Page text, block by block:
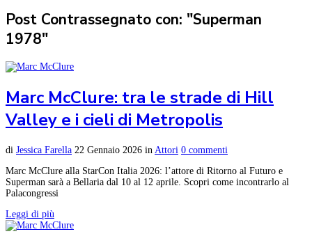
Post Contrassegnato con: "Superman
1978"
Marc McClure: tra le strade di Hill
Valley e i cieli di Metropolis
di Jessica Farella 22 Gennaio 2026 in Attori 0 commenti
Marc McClure alla StarCon Italia 2026: l’attore di Ritorno al Futuro e
Superman sarà a Bellaria dal 10 al 12 aprile. Scopri come incontrarlo al
Palacongressi
Leggi di più